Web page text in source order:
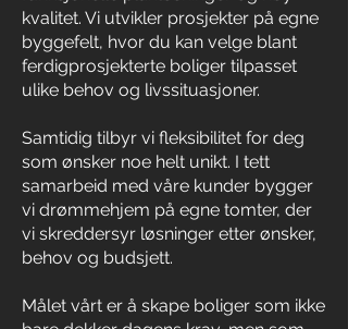
kvalitet. Vi utvikler prosjekter på egne
byggefelt, hvor du kan velge blant
ferdigprosjekterte boliger tilpasset
ulike behov og livssituasjoner.
Samtidig tilbyr vi fleksibilitet for deg
som ønsker noe helt unikt. I tett
samarbeid med våre kunder bygger
vi drømmehjem på egne tomter, der
vi skreddersyr løsninger etter ønsker,
behov og budsjett.
Målet vårt er å skape boliger som ikke